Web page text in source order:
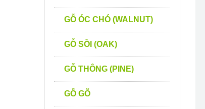
GỖ ÓC CHÓ (WALNUT)
GỖ SỒI (OAK)
GỖ THÔNG (PINE)
GỖ GÕ